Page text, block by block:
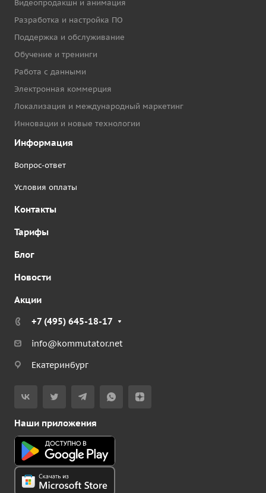
Видеопродакшн и анимация
Разработка и настройка ПО
Поддержка и обслуживание
Обучение и тренинги
Работа с данными
Электронная коммерция
Локализация и международный маркетинг
Инновации и новые технологии
Информация
Вопрос-ответ
Условия оплаты
Контакты
Тарифы
Блог
Новости
Акции
+7 (495) 645-18-17
info@kommutator.net
Екатеринбург
Наши приложения